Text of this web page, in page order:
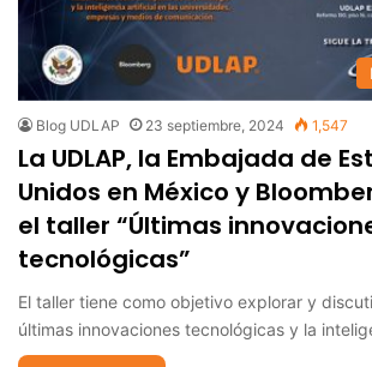
Blog UDLAP 23 septiembre, 2024 1,547
La UDLAP, la Embajada de
Unidos en México y
el taller “Últimas
tecnológicas”
El taller tiene como objetivo explorar y
últimas innovaciones tecnológicas y la